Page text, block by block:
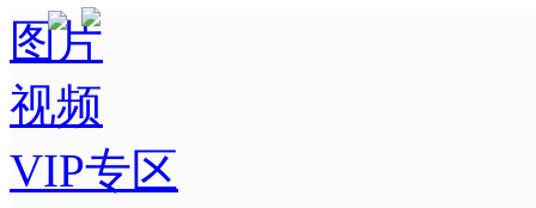
图片
视频
VIP专区